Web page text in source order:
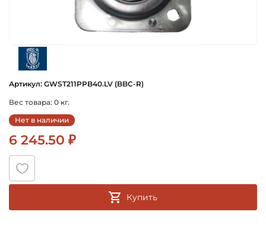
Артикул: GWST211PPB40.LV (BBC-R)
Вес товара: 0 кг.
Нет в наличии
6 245.50 ₽
Купить